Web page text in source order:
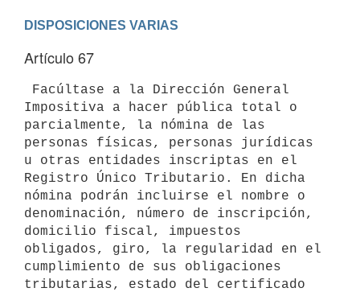
DISPOSICIONES VARIAS
Artículo 67
Impositiva a hacer pública total o
parcialmente, la nómina de las
personas físicas, personas jurídicas
u otras entidades inscriptas en el
Registro Único Tributario. En dicha
nómina podrán incluirse el nombre o
denominación, número de inscripción,
domicilio fiscal, impuestos
obligados, giro, la regularidad en el
cumplimiento de sus obligaciones
tributarias, estado del certificado